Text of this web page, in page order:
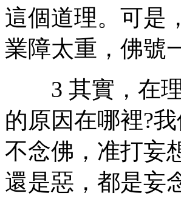
這個道理。可是
業障太重，佛號
3 其實，在理
的原因在哪裡?
不念佛，准打妄
還是惡，都是妄